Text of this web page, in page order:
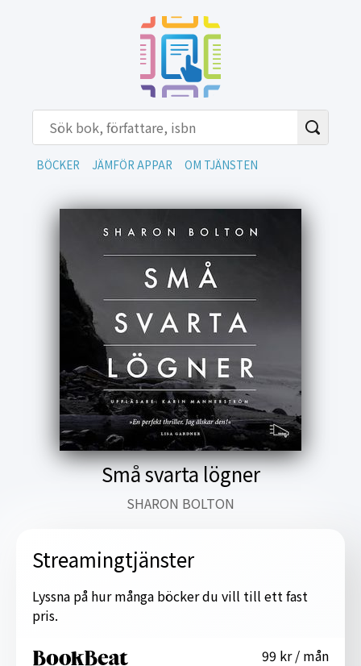
BÖCKER JÄMFÖR APPAR OM TJÄNSTEN
Små svarta lögner
SHARON BOLTON
Streamingtjänster
Lyssna på hur många böcker du vill till ett fast
pris.
99 kr / mån